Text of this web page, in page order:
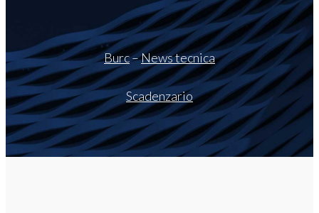
Burc–News tecnica
Scadenzario